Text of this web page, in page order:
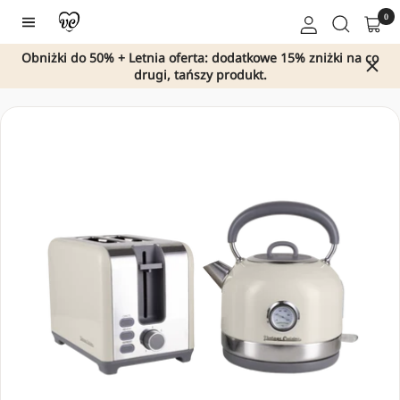
treści
Nawigacja 0
Obniżki do 50% + Letnia oferta: dodatkowe 15% zniżki na co
drugi, tańszy produkt.